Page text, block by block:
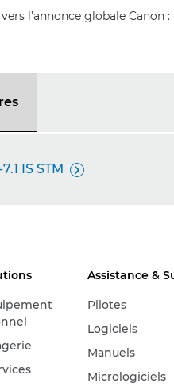
l’annonce globale Canon :
IS STM 
Assistance &
Pilotes
Logiciels
Manuels
Micrologiciels